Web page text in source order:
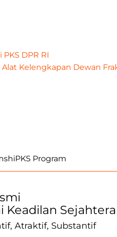
DPR RI
Kelengkapan Dewan
Program
Keadilan Sejahtera
Atraktif, Substantif